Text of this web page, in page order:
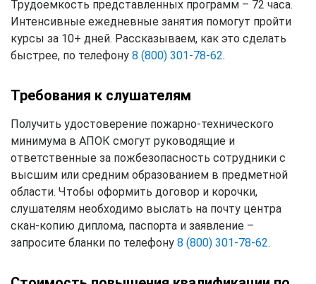
Трудоемкость представленных программ – 72 часа.
Интенсивные ежедневные занятия помогут пройти
курсы за 10+ дней. Рассказываем, как это сделать
быстрее, по телефону 8 (800) 301-78-62.
Требования к слушателям
Получить удостоверение пожарно-технического
минимума в АПОК смогут руководящие и
ответственные за пожбезопасность сотрудники с
высшим или средним образованием в предметной
области. Чтобы оформить договор и корочки,
слушателям необходимо выслать на почту центра
скан-копию диплома, паспорта и заявление –
запросите бланки по телефону 8 (800) 301-78-62.